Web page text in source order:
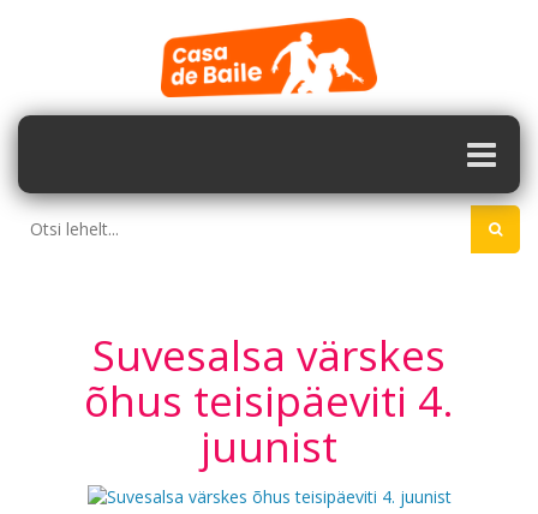
Suvesalsa värskes
õhus teisipäeviti 4.
juunist